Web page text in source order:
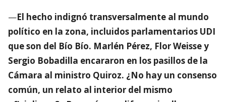
—El hecho indignó transversalmente al mundo
político en la zona, incluidos parlamentarios UDI
que son del Bío Bío. Marlén Pérez, Flor Weisse y
Sergio Bobadilla encararon en los pasillos de la
Cámara al ministro Quiroz. ¿No hay un consenso
común, un relato al interior del mismo